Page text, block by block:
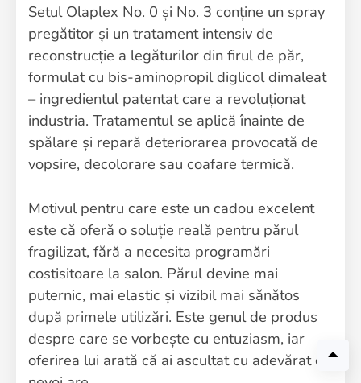
Setul Olaplex No. 0 și No. 3 conține un spray
pregătitor și un tratament intensiv de
reconstrucție a legăturilor din firul de păr,
formulat cu bis-aminopropil diglicol dimaleat
– ingredientul patentat care a revoluționat
industria. Tratamentul se aplică înainte de
spălare și repară deteriorarea provocată de
vopsire, decolorare sau coafare termică.
Motivul pentru care este un cadou excelent
este că oferă o soluție reală pentru părul
fragilizat, fără a necesita programări
costisitoare la salon. Părul devine mai
puternic, mai elastic și vizibil mai sănătos
după primele utilizări. Este genul de produs
despre care se vorbește cu entuziasm, iar
oferirea lui arată că ai ascultat cu adevărat ce